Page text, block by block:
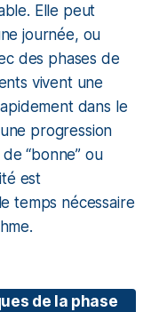
Elle peut
journée, ou
des phases de
vivent une
dans le
progression
“bonne” ou
est
temps nécessaire
de la phase